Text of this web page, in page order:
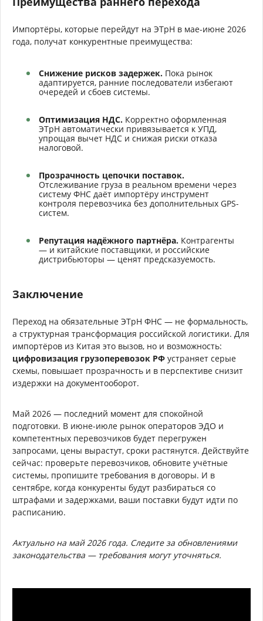
Импортёры, которые перейдут на ЭТрН в мае-июне 2026
года, получат конкурентные преимущества:
Снижение рисков задержек. Пока рынок
адаптируется, ранние последователи избегают
очередей и сбоев системы.
Оптимизация НДС. Корректно оформленная
ЭТрН автоматически привязывается к УПД,
упрощая вычет НДС и снижая риски отказа
налоговой.
Прозрачность цепочки поставок.
Отслеживание груза в реальном времени через
систему ФНС даёт импортёру инструмент
контроля перевозчика без дополнительных GPS-
систем.
Репутация надёжного партнёра. Контрагенты
— и китайские поставщики, и российские
дистрибьюторы — ценят предсказуемость.
Заключение
Переход на обязательные ЭТрН ФНС — не формальность,
а структурная трансформация российской логистики. Для
импортёров из Китая это вызов, но и возможность:
цифровизация грузоперевозок РФ устраняет серые
схемы, повышает прозрачность и в перспективе снизит
издержки на документооборот.
Май 2026 — последний момент для спокойной
подготовки. В июне-июле рынок операторов ЭДО и
компетентных перевозчиков будет перегружен
запросами, цены вырастут, сроки растянутся. Действуйте
сейчас: проверьте перевозчиков, обновите учётные
системы, пропишите требования в договоры. И в
сентябре, когда конкуренты будут разбираться со
штрафами и задержками, ваши поставки будут идти по
расписанию.
Актуально на май 2026 года. Следите за обновлениями
законодательства — требования могут уточняться.